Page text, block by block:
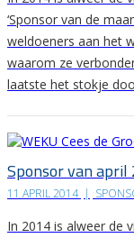
‘Sponsor van de
weldoeners aan het
waarom ze
laatste het stokje
Sponsor van april
11 APRIL 2014 |
In 2014 is alweer de